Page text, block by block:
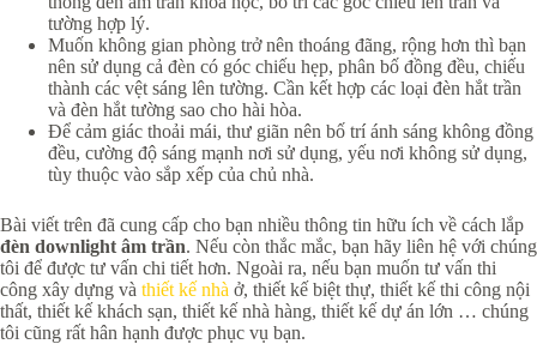
tường hợp lý.
Muốn không gian phòng trở nên thoáng đãng, rộng hơn thì bạn
nên sử dụng cả đèn có góc chiếu hẹp, phân bố đồng đều, chiếu
thành các vệt sáng lên tường. Cần kết hợp các loại đèn hắt trần
và đèn hắt tường sao cho hài hòa.
Để cảm giác thoải mái, thư giãn nên bố trí ánh sáng không đồng
đều, cường độ sáng mạnh nơi sử dụng, yếu nơi không sử dụng,
tùy thuộc vào sắp xếp của chủ nhà.
Bài viết trên đã cung cấp cho bạn nhiều thông tin hữu ích về cách lắp
đèn downlight âm trần. Nếu còn thắc mắc, bạn hãy liên hệ với chúng
tôi để được tư vấn chi tiết hơn. Ngoài ra, nếu bạn muốn tư vấn thi
công xây dựng và thiết kế nhà ở, thiết kế biệt thự, thiết kế thi công nội
thất, thiết kế khách sạn, thiết kế nhà hàng, thiết kế dự án lớn … chúng
tôi cũng rất hân hạnh được phục vụ bạn.